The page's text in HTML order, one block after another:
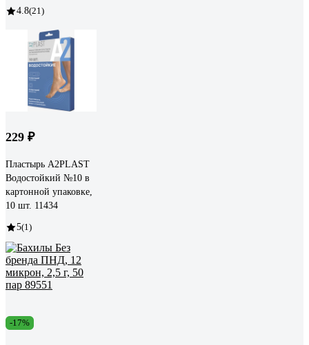
4.8(21)
229 ₽
Пластырь A2PLAST
Водостойкий №10 в
картонной упаковке,
10 шт. 11434
5(1)
-17%